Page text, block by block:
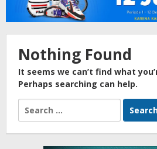
Nothing Found
It seems we can’t find what
Perhaps searching can help.
Search